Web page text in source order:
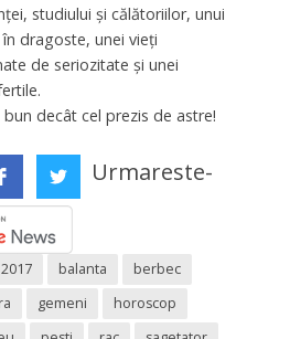
studiului şi călătoriilor, unui
dragoste, unei vieţi
de seriozitate şi unei
decât cel prezis de astre!
Urmareste-
2017 balanta
berbec
gemeni
horoscop